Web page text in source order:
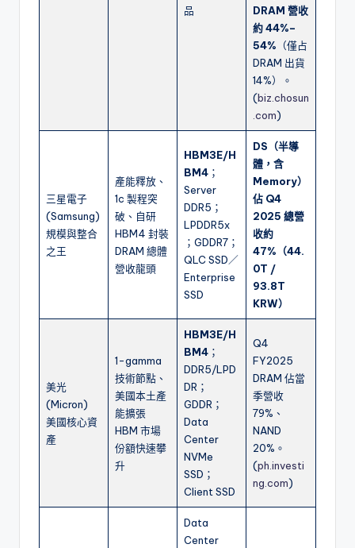
品
DRAM 營收
約 44%–
54% （僅占
DRAM 出貨
14%）。
(biz.chosun
.com)
三星電子
(Samsung)
規模與整合
之王
產能釋放、
1c 製程突
破、自研
HBM4 封裝
DRAM 總體
營收龍頭
HBM3E/H
BM4 ；
Server
DDR5；
LPDDR5x
；GDDR7；
QLC SSD／
Enterprise
SSD
DS（半導
體，含
Memory）
佔 Q4
2025 總營
收約
47%（44.
0T /
93.8T
KRW）
美光
(Micron)
美國核心資
產
1-gamma
技術節點、
美國本土產
能擴張
HBM 市場
份額快速攀
升
HBM3E/H
BM4 ；
DDR5/LPD
DR；
GDDR；
Data
Center
NVMe
SSD；
Client SSD
Q4
FY2025
DRAM 佔當
季營收
79%、
NAND
20%。
(ph.investi
ng.com)
Data
Center